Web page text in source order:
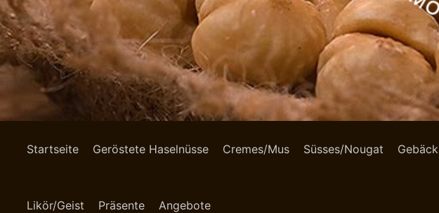
Startseite Geröstete Haselnüsse Cremes/Mus Süsses/Nougat Gebäck
Likör/Geist Präsente Angebote